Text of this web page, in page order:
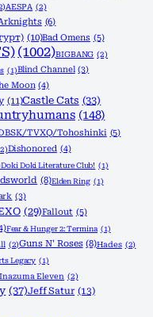
AESPA (2)
(6)
(10)Bad Omens (5)
(1002)BIGBANG (2)
(1)Blind Channel (3)
Moon (4)
(11)Castle Cats (33)
(148)
TVXQ/Tohoshinki (5)
Dishonored (4)
Doki Doki Literature Club! (1)
(8)Elden Ring (1)
(3)
(29)Fallout (5)
Fear & Hunger 2: Termina (1)
(2)Guns N' Roses (8)Hades (2)
Legacy (1)
Inazuma Eleven (2)
(37)Jeff Satur (13)